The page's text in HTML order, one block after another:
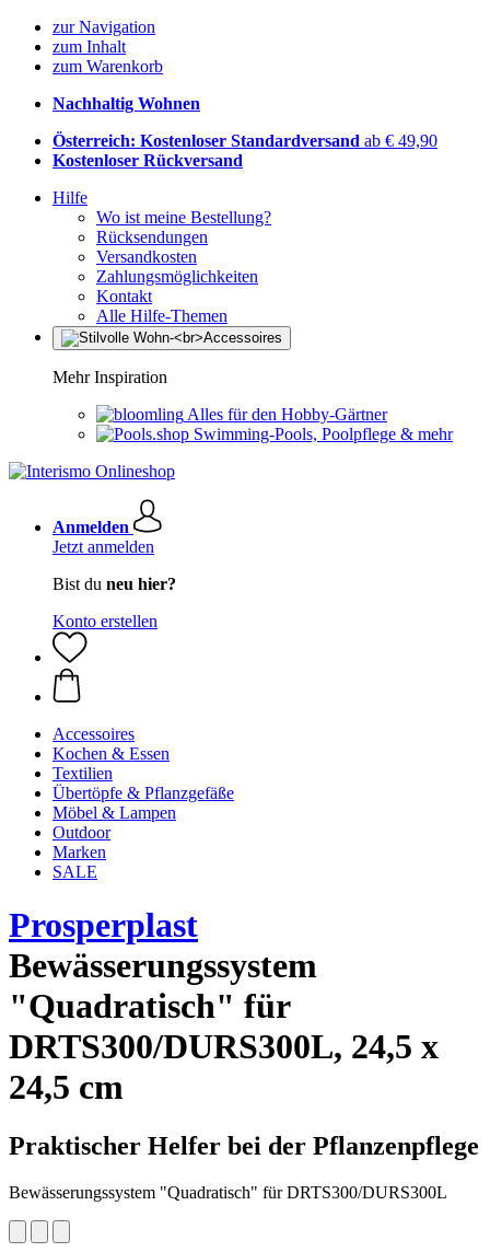
zur Navigation
zum Inhalt
zum Warenkorb
Nachhaltig Wohnen
Österreich: Kostenloser Standardversand ab € 49,90
Kostenloser Rückversand
Hilfe
Wo ist meine Bestellung?
Rücksendungen
Versandkosten
Zahlungsmöglichkeiten
Kontakt
Alle Hilfe-Themen
Mehr Inspiration
Alles für den Hobby-Gärtner
Swimming-Pools, Poolpflege & mehr
Anmelden
Jetzt anmelden
Bist du neu hier?
Konto erstellen
Accessoires
Kochen & Essen
Textilien
Übertöpfe & Pflanzgefäße
Möbel & Lampen
Outdoor
Marken
SALE
Prosperplast
Bewässerungssystem
"Quadratisch" für
DRTS300/DURS300L, 24,5 x
24,5 cm
Praktischer Helfer bei der Pflanzenpflege
Bewässerungssystem "Quadratisch" für DRTS300/DURS300L